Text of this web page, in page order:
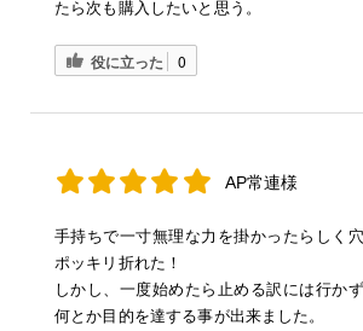
たら次も購入したいと思う。
役に立った 0
AP常連様
手持ちで一寸無理な力を掛かったらしく
ポッキリ折れた！
しかし、一度始めたら止める訳には行か
何とか目的を達する事が出来ました。